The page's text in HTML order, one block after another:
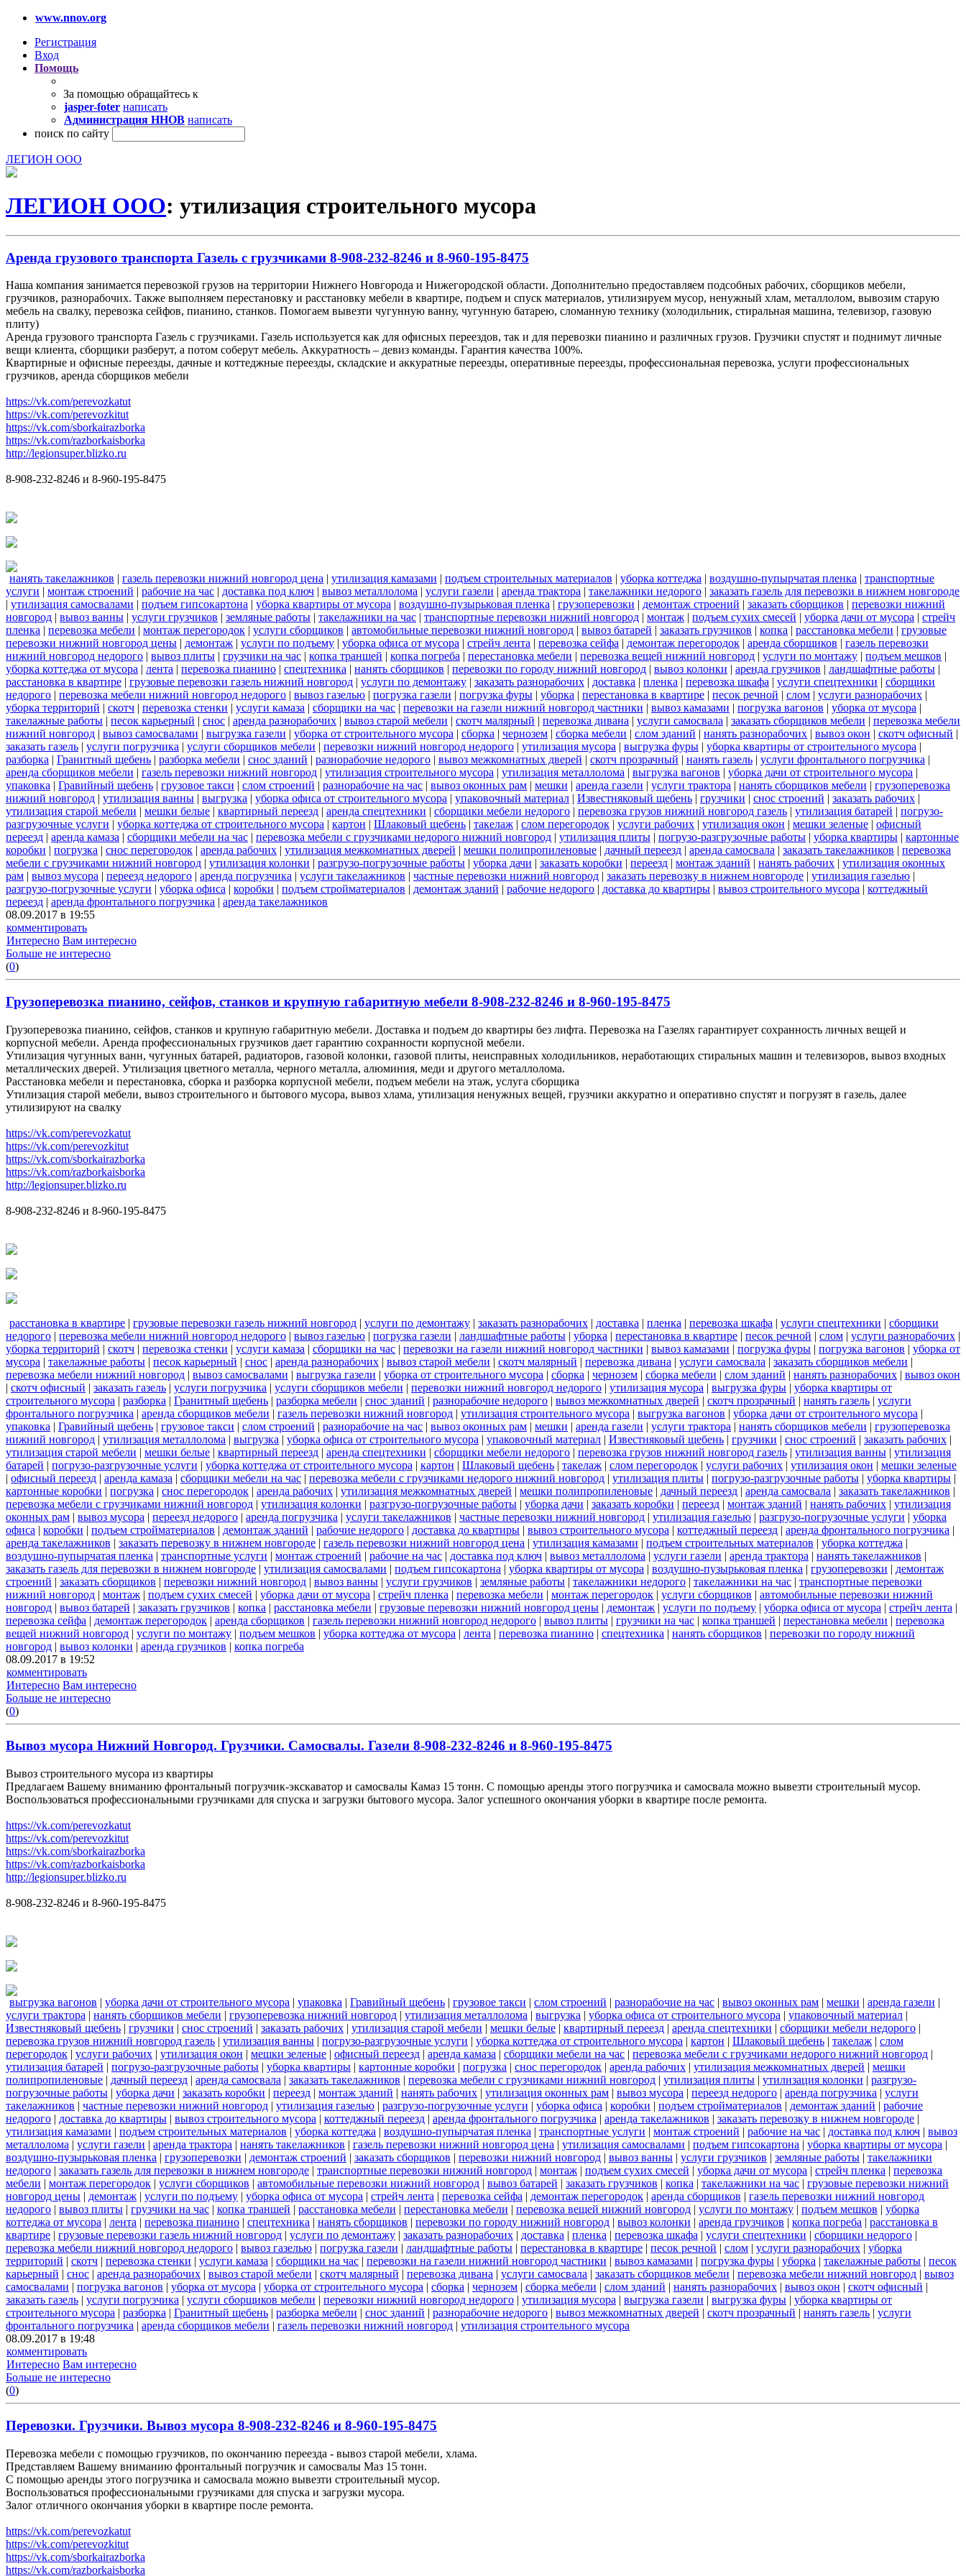
www.nnov.org
Регистрация
Вход
Помощь
За помощью обращайтесь к
jasper-foter написать
Администрация ННОВ написать
поиск по сайту
ЛЕГИОН ООО
ЛЕГИОН ООО: утилизация строительного мусора
Аренда грузового транспорта Газель с грузчиками 8-908-232-8246 и 8-960-195-8475
Наша компания занимается перевозкой грузов на территории Нижнего Новгорода и Нижегородской области. Дополнительно предоставляем подсобных рабочих, сборщиков мебели,
грузчиков, разнорабочих. Также выполняем перестановку и расстановку мебели в квартире, подъем и спуск материалов, утилизируем мусор, ненужный хлам, металлолом, вывозим старую
мебель на свалку, перевозка сейфов, пианино, станков. Помогаем вывезти чугунную ванну, чугунную батарею, сломанную технику (холодильник, стиральная машина, телевизор, газовую
плиту)
Аренда грузового транспорта Газель с грузчиками. Газель используется как для офисных переездов, так и для перевозки пианино и различных грузов. Грузчики спустят и поднимут личные
вещи клиента, сборщики разберут, а потом соберут мебель. Аккуратность – девиз команды. Гарантия качества 100%.
Квартирные и офисные переезды, дачные и коттеджные переезды, складские и аккуратные переезды, оперативные переезды, профессиональная перевозка, услуги профессиональных
грузчиков, аренда сборщиков мебели
https://vk.com/perevozkatut
https://vk.com/perevozkitut
https://vk.com/sborkairazborka
https://vk.com/razborkaisborka
http://legionsuper.blizko.ru
8-908-232-8246 и 8-960-195-8475
нанять такелажников | газель перевозки нижний новгород цена | утилизация камазами | подъем строительных материалов | уборка коттеджа | воздушно-пупырчатая пленка | транспортные
услуги | монтаж строений | рабочие на час | доставка под ключ | вывоз металлолома | услуги газели | аренда трактора | такелажники недорого | заказать газель для перевозки в нижнем новгороде
| утилизация самосвалами | подъем гипсокартона | уборка квартиры от мусора | воздушно-пузырьковая пленка | грузоперевозки | демонтаж строений | заказать сборщиков | перевозки нижний
новгород | вывоз ванны | услуги грузчиков | земляные работы | такелажники на час | транспортные перевозки нижний новгород | монтаж | подъем сухих смесей | уборка дачи от мусора | стрейч
пленка | перевозка мебели | монтаж перегородок | услуги сборщиков | автомобильные перевозки нижний новгород | вывоз батарей | заказать грузчиков | копка | расстановка мебели | грузовые
перевозки нижний новгород цены | демонтаж | услуги по подъему | уборка офиса от мусора | стрейч лента | перевозка сейфа | демонтаж перегородок | аренда сборщиков | газель перевозки
нижний новгород недорого | вывоз плиты | грузчики на час | копка траншей | копка погреба | перестановка мебели | перевозка вещей нижний новгород | услуги по монтажу | подъем мешков |
уборка коттеджа от мусора | лента | перевозка пианино | спецтехника | нанять сборщиков | перевозки по городу нижний новгород | вывоз колонки | аренда грузчиков | ландшафтные работы |
расстановка в квартире | грузовые перевозки газель нижний новгород | услуги по демонтажу | заказать разнорабочих | доставка | пленка | перевозка шкафа | услуги спецтехники | сборщики
недорого | перевозка мебели нижний новгород недорого | вывоз газелью | погрузка газели | погрузка фуры | уборка | перестановка в квартире | песок речной | слом | услуги разнорабочих |
уборка территорий | скотч | перевозка стенки | услуги камаза | сборщики на час | перевозки на газели нижний новгород частники | вывоз камазами | погрузка вагонов | уборка от мусора |
такелажные работы | песок карьерный | снос | аренда разнорабочих | вывоз старой мебели | скотч малярный | перевозка дивана | услуги самосвала | заказать сборщиков мебели | перевозка мебели
нижний новгород | вывоз самосвалами | выгрузка газели | уборка от строительного мусора | сборка | чернозем | сборка мебели | слом зданий | нанять разнорабочих | вывоз окон | скотч офисный |
заказать газель | услуги погрузчика | услуги сборщиков мебели | перевозки нижний новгород недорого | утилизация мусора | выгрузка фуры | уборка квартиры от строительного мусора |
разборка | Гранитный щебень | разборка мебели | снос зданий | разнорабочие недорого | вывоз межкомнатных дверей | скотч прозрачный | нанять газель | услуги фронтального погрузчика |
аренда сборщиков мебели | газель перевозки нижний новгород | утилизация строительного мусора | утилизация металлолома | выгрузка вагонов | уборка дачи от строительного мусора |
упаковка | Гравийный щебень | грузовое такси | слом строений | разнорабочие на час | вывоз оконных рам | мешки | аренда газели | услуги трактора | нанять сборщиков мебели | грузоперевозка
нижний новгород | утилизация ванны | выгрузка | уборка офиса от строительного мусора | упаковочный материал | Известняковый щебень | грузчики | снос строений | заказать рабочих |
утилизация старой мебели | мешки белые | квартирный переезд | аренда спецтехники | сборщики мебели недорого | перевозка грузов нижний новгород газель | утилизация батарей | погрузо-
разгрузочные услуги | уборка коттеджа от строительного мусора | картон | Шлаковый щебень | такелаж | слом перегородок | услуги рабочих | утилизация окон | мешки зеленые | офисный
переезд | аренда камаза | сборщики мебели на час | перевозка мебели с грузчиками недорого нижний новгород | утилизация плиты | погрузо-разгрузочные работы | уборка квартиры | картонные
коробки | погрузка | снос перегородок | аренда рабочих | утилизация межкомнатных дверей | мешки полипропиленовые | дачный переезд | аренда самосвала | заказать такелажников | перевозка
мебели с грузчиками нижний новгород | утилизация колонки | разгрузо-погрузочные работы | уборка дачи | заказать коробки | переезд | монтаж зданий | нанять рабочих | утилизация оконных
рам | вывоз мусора | переезд недорого | аренда погрузчика | услуги такелажников | частные перевозки нижний новгород | заказать перевозку в нижнем новгороде | утилизация газелью |
разгрузо-погрузочные услуги | уборка офиса | коробки | подъем стройматериалов | демонтаж зданий | рабочие недорого | доставка до квартиры | вывоз строительного мусора | коттеджный
переезд | аренда фронтального погрузчика | аренда такелажников
08.09.2017 в 19:55
комментировать
Интересно Вам интересно
Больше не интересно
(0)
Грузоперевозка пианино, сейфов, станков и крупную габаритную мебели 8-908-232-8246 и 8-960-195-8475
Грузоперевозка пианино, сейфов, станков и крупную габаритную мебели. Доставка и подъем до квартиры без лифта. Перевозка на Газелях гарантирует сохранность личных вещей и
корпусной мебели. Аренда профессиональных грузчиков дает гарантию сохранности корпусной мебели.
Утилизация чугунных ванн, чугунных батарей, радиаторов, газовой колонки, газовой плиты, неисправных холодильников, неработающих стиральных машин и телевизоров, вывоз входных
металлических дверей. Утилизация цветного металла, черного металла, алюминия, меди и другого металлолома.
Расстановка мебели и перестановка, сборка и разборка корпусной мебели, подъем мебели на этаж, услуга сборщика
Утилизация старой мебели, вывоз строительного и бытового мусора, вывоз хлама, утилизация ненужных вещей, грузчики аккуратно и оперативно спустят и погрузят в газель, далее
утилизируют на свалку
https://vk.com/perevozkatut
https://vk.com/perevozkitut
https://vk.com/sborkairazborka
https://vk.com/razborkaisborka
http://legionsuper.blizko.ru
8-908-232-8246 и 8-960-195-8475
расстановка в квартире | грузовые перевозки газель нижний новгород | услуги по демонтажу | заказать разнорабочих | доставка | пленка | перевозка шкафа | услуги спецтехники | сборщики
недорого | перевозка мебели нижний новгород недорого | вывоз газелью | погрузка газели | ландшафтные работы | уборка | перестановка в квартире | песок речной | слом | услуги разнорабочих |
уборка территорий | скотч | перевозка стенки | услуги камаза | сборщики на час | перевозки на газели нижний новгород частники | вывоз камазами | погрузка фуры | погрузка вагонов | уборка от
мусора | такелажные работы | песок карьерный | снос | аренда разнорабочих | вывоз старой мебели | скотч малярный | перевозка дивана | услуги самосвала | заказать сборщиков мебели |
перевозка мебели нижний новгород | вывоз самосвалами | выгрузка газели | уборка от строительного мусора | сборка | чернозем | сборка мебели | слом зданий | нанять разнорабочих | вывоз окон
| скотч офисный | заказать газель | услуги погрузчика | услуги сборщиков мебели | перевозки нижний новгород недорого | утилизация мусора | выгрузка фуры | уборка квартиры от
строительного мусора | разборка | Гранитный щебень | разборка мебели | снос зданий | разнорабочие недорого | вывоз межкомнатных дверей | скотч прозрачный | нанять газель | услуги
фронтального погрузчика | аренда сборщиков мебели | газель перевозки нижний новгород | утилизация строительного мусора | выгрузка вагонов | уборка дачи от строительного мусора |
упаковка | Гравийный щебень | грузовое такси | слом строений | разнорабочие на час | вывоз оконных рам | мешки | аренда газели | услуги трактора | нанять сборщиков мебели | грузоперевозка
нижний новгород | утилизация металлолома | выгрузка | уборка офиса от строительного мусора | упаковочный материал | Известняковый щебень | грузчики | снос строений | заказать рабочих |
утилизация старой мебели | мешки белые | квартирный переезд | аренда спецтехники | сборщики мебели недорого | перевозка грузов нижний новгород газель | утилизация ванны | утилизация
батарей | погрузо-разгрузочные услуги | уборка коттеджа от строительного мусора | картон | Шлаковый щебень | такелаж | слом перегородок | услуги рабочих | утилизация окон | мешки зеленые
| офисный переезд | аренда камаза | сборщики мебели на час | перевозка мебели с грузчиками недорого нижний новгород | утилизация плиты | погрузо-разгрузочные работы | уборка квартиры |
картонные коробки | погрузка | снос перегородок | аренда рабочих | утилизация межкомнатных дверей | мешки полипропиленовые | дачный переезд | аренда самосвала | заказать такелажников |
перевозка мебели с грузчиками нижний новгород | утилизация колонки | разгрузо-погрузочные работы | уборка дачи | заказать коробки | переезд | монтаж зданий | нанять рабочих | утилизация
оконных рам | вывоз мусора | переезд недорого | аренда погрузчика | услуги такелажников | частные перевозки нижний новгород | утилизация газелью | разгрузо-погрузочные услуги | уборка
офиса | коробки | подъем стройматериалов | демонтаж зданий | рабочие недорого | доставка до квартиры | вывоз строительного мусора | коттеджный переезд | аренда фронтального погрузчика |
аренда такелажников | заказать перевозку в нижнем новгороде | газель перевозки нижний новгород цена | утилизация камазами | подъем строительных материалов | уборка коттеджа |
воздушно-пупырчатая пленка | транспортные услуги | монтаж строений | рабочие на час | доставка под ключ | вывоз металлолома | услуги газели | аренда трактора | нанять такелажников |
заказать газель для перевозки в нижнем новгороде | утилизация самосвалами | подъем гипсокартона | уборка квартиры от мусора | воздушно-пузырьковая пленка | грузоперевозки | демонтаж
строений | заказать сборщиков | перевозки нижний новгород | вывоз ванны | услуги грузчиков | земляные работы | такелажники недорого | такелажники на час | транспортные перевозки
нижний новгород | монтаж | подъем сухих смесей | уборка дачи от мусора | стрейч пленка | перевозка мебели | монтаж перегородок | услуги сборщиков | автомобильные перевозки нижний
новгород | вывоз батарей | заказать грузчиков | копка | расстановка мебели | грузовые перевозки нижний новгород цены | демонтаж | услуги по подъему | уборка офиса от мусора | стрейч лента |
перевозка сейфа | демонтаж перегородок | аренда сборщиков | газель перевозки нижний новгород недорого | вывоз плиты | грузчики на час | копка траншей | перестановка мебели | перевозка
вещей нижний новгород | услуги по монтажу | подъем мешков | уборка коттеджа от мусора | лента | перевозка пианино | спецтехника | нанять сборщиков | перевозки по городу нижний
новгород | вывоз колонки | аренда грузчиков | копка погреба
08.09.2017 в 19:52
комментировать
Интересно Вам интересно
Больше не интересно
(0)
Вывоз мусора Нижний Новгород. Грузчики. Самосвалы. Газели 8-908-232-8246 и 8-960-195-8475
Вывоз строительного мусора из квартиры
Предлагаем Вашему вниманию фронтальный погрузчик-экскаватор и самосвалы Камаз 15 тонн. С помощью аренды этого погрузчика и самосвала можно вывезти строительный мусор.
Воспользоваться профессиональными грузчиками для спуска и загрузки бытового мусора. Залог успешного окончания уборки в квартире после ремонта.
https://vk.com/perevozkatut
https://vk.com/perevozkitut
https://vk.com/sborkairazborka
https://vk.com/razborkaisborka
http://legionsuper.blizko.ru
8-908-232-8246 и 8-960-195-8475
выгрузка вагонов | уборка дачи от строительного мусора | упаковка | Гравийный щебень | грузовое такси | слом строений | разнорабочие на час | вывоз оконных рам | мешки | аренда газели |
услуги трактора | нанять сборщиков мебели | грузоперевозка нижний новгород | утилизация металлолома | выгрузка | уборка офиса от строительного мусора | упаковочный материал |
Известняковый щебень | грузчики | снос строений | заказать рабочих | утилизация старой мебели | мешки белые | квартирный переезд | аренда спецтехники | сборщики мебели недорого |
перевозка грузов нижний новгород газель | утилизация ванны | погрузо-разгрузочные услуги | уборка коттеджа от строительного мусора | картон | Шлаковый щебень | такелаж | слом
перегородок | услуги рабочих | утилизация окон | мешки зеленые | офисный переезд | аренда камаза | сборщики мебели на час | перевозка мебели с грузчиками недорого нижний новгород |
утилизация батарей | погрузо-разгрузочные работы | уборка квартиры | картонные коробки | погрузка | снос перегородок | аренда рабочих | утилизация межкомнатных дверей | мешки
полипропиленовые | дачный переезд | аренда самосвала | заказать такелажников | перевозка мебели с грузчиками нижний новгород | утилизация плиты | утилизация колонки | разгрузо-
погрузочные работы | уборка дачи | заказать коробки | переезд | монтаж зданий | нанять рабочих | утилизация оконных рам | вывоз мусора | переезд недорого | аренда погрузчика | услуги
такелажников | частные перевозки нижний новгород | утилизация газелью | разгрузо-погрузочные услуги | уборка офиса | коробки | подъем стройматериалов | демонтаж зданий | рабочие
недорого | доставка до квартиры | вывоз строительного мусора | коттеджный переезд | аренда фронтального погрузчика | аренда такелажников | заказать перевозку в нижнем новгороде |
утилизация камазами | подъем строительных материалов | уборка коттеджа | воздушно-пупырчатая пленка | транспортные услуги | монтаж строений | рабочие на час | доставка под ключ | вывоз
металлолома | услуги газели | аренда трактора | нанять такелажников | газель перевозки нижний новгород цена | утилизация самосвалами | подъем гипсокартона | уборка квартиры от мусора |
воздушно-пузырьковая пленка | грузоперевозки | демонтаж строений | заказать сборщиков | перевозки нижний новгород | вывоз ванны | услуги грузчиков | земляные работы | такелажники
недорого | заказать газель для перевозки в нижнем новгороде | транспортные перевозки нижний новгород | монтаж | подъем сухих смесей | уборка дачи от мусора | стрейч пленка | перевозка
мебели | монтаж перегородок | услуги сборщиков | автомобильные перевозки нижний новгород | вывоз батарей | заказать грузчиков | копка | такелажники на час | грузовые перевозки нижний
новгород цены | демонтаж | услуги по подъему | уборка офиса от мусора | стрейч лента | перевозка сейфа | демонтаж перегородок | аренда сборщиков | газель перевозки нижний новгород
недорого | вывоз плиты | грузчики на час | копка траншей | расстановка мебели | перестановка мебели | перевозка вещей нижний новгород | услуги по монтажу | подъем мешков | уборка
коттеджа от мусора | лента | перевозка пианино | спецтехника | нанять сборщиков | перевозки по городу нижний новгород | вывоз колонки | аренда грузчиков | копка погреба | расстановка в
квартире | грузовые перевозки газель нижний новгород | услуги по демонтажу | заказать разнорабочих | доставка | пленка | перевозка шкафа | услуги спецтехники | сборщики недорого |
перевозка мебели нижний новгород недорого | вывоз газелью | погрузка газели | ландшафтные работы | перестановка в квартире | песок речной | слом | услуги разнорабочих | уборка
территорий | скотч | перевозка стенки | услуги камаза | сборщики на час | перевозки на газели нижний новгород частники | вывоз камазами | погрузка фуры | уборка | такелажные работы | песок
карьерный | снос | аренда разнорабочих | вывоз старой мебели | скотч малярный | перевозка дивана | услуги самосвала | заказать сборщиков мебели | перевозка мебели нижний новгород | вывоз
самосвалами | погрузка вагонов | уборка от мусора | уборка от строительного мусора | сборка | чернозем | сборка мебели | слом зданий | нанять разнорабочих | вывоз окон | скотч офисный |
заказать газель | услуги погрузчика | услуги сборщиков мебели | перевозки нижний новгород недорого | утилизация мусора | выгрузка газели | выгрузка фуры | уборка квартиры от
строительного мусора | разборка | Гранитный щебень | разборка мебели | снос зданий | разнорабочие недорого | вывоз межкомнатных дверей | скотч прозрачный | нанять газель | услуги
фронтального погрузчика | аренда сборщиков мебели | газель перевозки нижний новгород | утилизация строительного мусора
08.09.2017 в 19:48
комментировать
Интересно Вам интересно
Больше не интересно
(0)
Перевозки. Грузчики. Вывоз мусора 8-908-232-8246 и 8-960-195-8475
Перевозка мебели с помощью грузчиков, по окончанию переезда - вывоз старой мебели, хлама.
Представляем Вашему вниманию фронтальный погрузчик и самосвалы Маз 15 тонн.
С помощью аренды этого погрузчика и самосвала можно вывезти строительный мусор.
Воспользоваться профессиональными грузчиками для спуска и загрузки мусора.
Залог отличного окончания уборки в квартире после ремонта.
https://vk.com/perevozkatut
https://vk.com/perevozkitut
https://vk.com/sborkairazborka
https://vk.com/razborkaisborka